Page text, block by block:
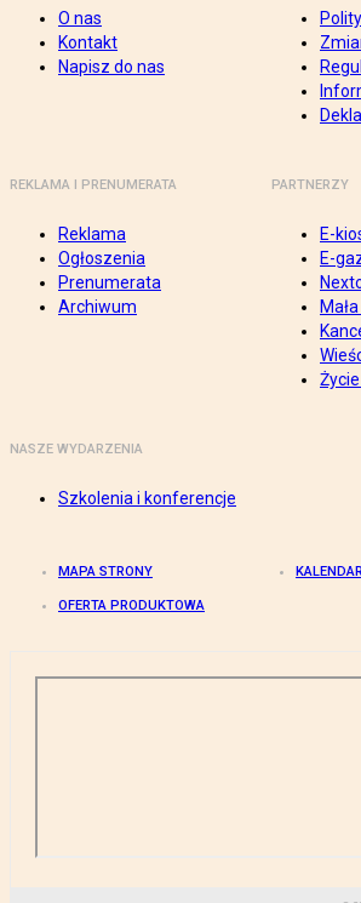
O nas
Kontakt
Napisz do nas
REKLAMA I PRENUMERATA
Reklama
Ogłoszenia
Prenumerata
Archiwum
PARTNERZY
E-
E-
NASZE WYDARZENIA
Szkolenia i konferencje
MAPA STRONY
OFERTA PRODUKTOWA